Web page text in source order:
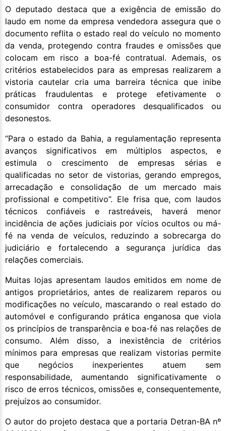
O deputado destaca que a exigência de emissão do
laudo em nome da empresa vendedora assegura que o
documento reflita o estado real do veículo no momento
da venda, protegendo contra fraudes e omissões que
colocam em risco a boa-fé contratual. Ademais, os
critérios estabelecidos para as empresas realizarem a
vistoria cautelar cria uma barreira técnica que inibe
práticas fraudulentas e protege efetivamente o
consumidor contra operadores desqualificados ou
desonestos.
“Para o estado da Bahia, a regulamentação representa
avanços significativos em múltiplos aspectos, e
estimula o crescimento de empresas sérias e
qualificadas no setor de vistorias, gerando empregos,
arrecadação e consolidação de um mercado mais
profissional e competitivo”. Ele frisa que, com laudos
técnicos confiáveis e rastreáveis, haverá menor
incidência de ações judiciais por vícios ocultos ou má-
fé na venda de veículos, reduzindo a sobrecarga do
judiciário e fortalecendo a segurança jurídica das
relações comerciais.
Muitas lojas apresentam laudos emitidos em nome de
antigos proprietários, antes de realizarem reparos ou
modificações no veículo, mascarando o real estado do
automóvel e configurando prática enganosa que viola
os princípios de transparência e boa-fé nas relações de
consumo. Além disso, a inexistência de critérios
mínimos para empresas que realizam vistorias permite
que negócios inexperientes atuem sem
responsabilidade, aumentando significativamente o
risco de erros técnicos, omissões e, consequentemente,
prejuízos ao consumidor.
O autor do projeto destaca que a portaria Detran-BA nº